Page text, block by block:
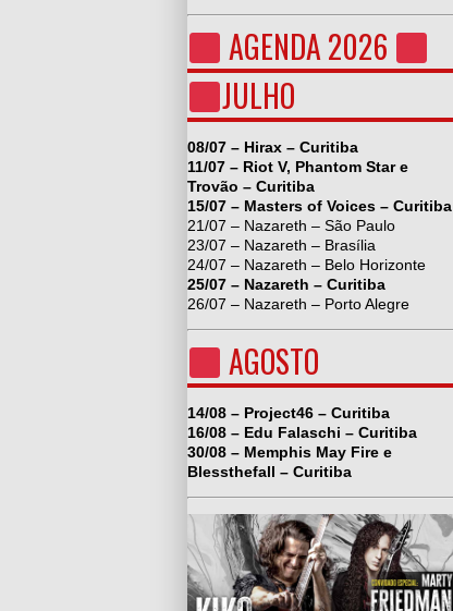
AGENDA 2026
JULHO
08/07 – Hirax – Curitiba
11/07 – Riot V, Phantom Star e
Trovão – Curitiba
15/07 – Masters of Voices – Curitiba
21/07 – Nazareth – São Paulo
23/07 – Nazareth – Brasília
24/07 – Nazareth – Belo Horizonte
25/07 – Nazareth – Curitiba
26/07 – Nazareth – Porto Alegre
AGOSTO
14/08 – Project46 – Curitiba
16/08 – Edu Falaschi – Curitiba
30/08 – Memphis May Fire e
Blessthefall – Curitiba